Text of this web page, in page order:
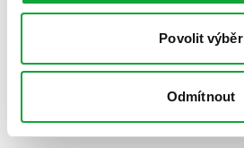
Povolit výběr
Odmítnout